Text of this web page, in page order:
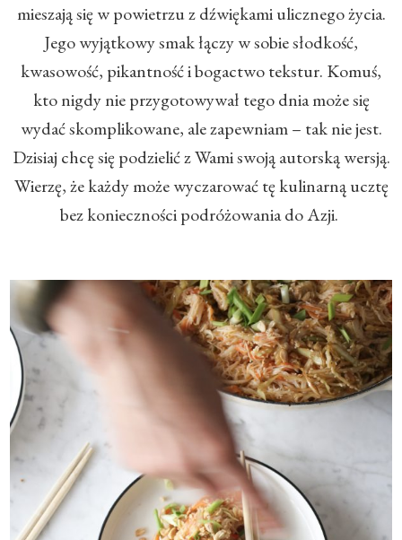
mieszają się w powietrzu z dźwiękami ulicznego życia.
Jego wyjątkowy smak łączy w sobie słodkość,
kwasowość, pikantność i bogactwo tekstur. Komuś,
kto nigdy nie przygotowywał tego dnia może się
wydać skomplikowane, ale zapewniam – tak nie jest.
Dzisiaj chcę się podzielić z Wami swoją autorską wersją.
Wierzę, że każdy może wyczarować tę kulinarną ucztę
bez konieczności podróżowania do Azji.